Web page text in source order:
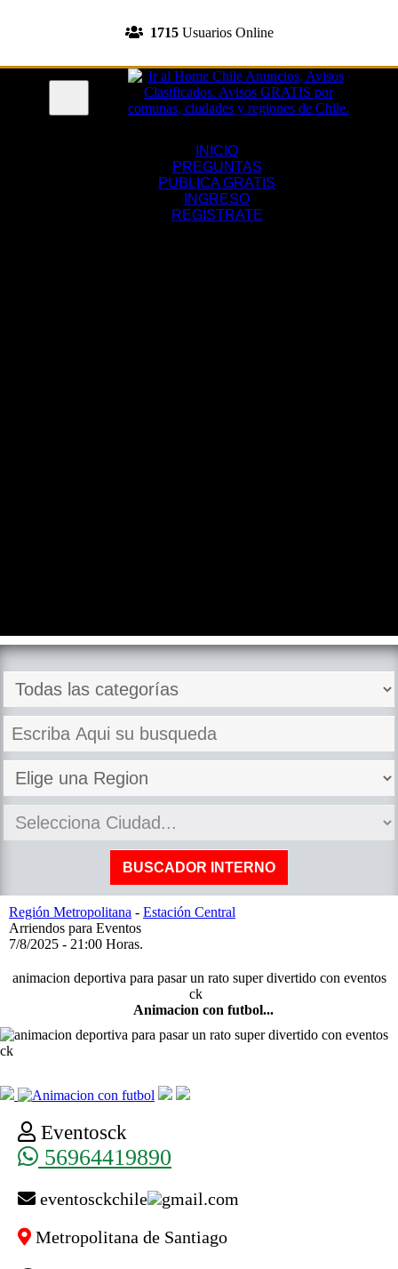
1715Usuarios Online
INICIO
PREGUNTAS
PUBLICA GRATIS
INGRESO
REGISTRATE
Región Metropolitana - Estación Central
Arriendos para Eventos
7/8/2025 - 21:00 Horas.
animacion deportiva para pasar un rato super divertido con eventos
ck
Animacion con futbol...
Eventosck
56964419890
eventosckchile
gmail.com
Metropolitana de Santiago